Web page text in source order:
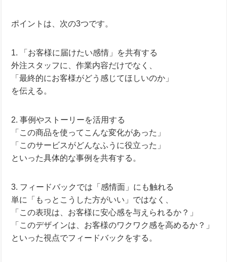
ポイントは、次の3つです。
1. 「お客様に届けたい感情」を共有する
外注スタッフに、作業内容だけでなく、
「最終的にお客様がどう感じてほしいのか」
を伝える。
2. 事例やストーリーを活用する
「この商品を使ってこんな変化があった」
「このサービスがどんなふうに役立った」
といった具体的な事例を共有する。
3. フィードバックでは「感情面」にも触れる
単に「もっとこうした方がいい」ではなく、
「この表現は、お客様に安心感を与えられるか？」
「このデザインは、お客様のワクワク感を高めるか？」
といった視点でフィードバックをする。